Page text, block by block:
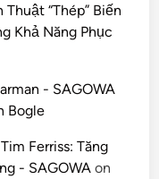
Thuật “Thép” Biến
Khả Năng Phục
- SAGOWA
Bogle
Ferriss: Tăng
- SAGOWA on